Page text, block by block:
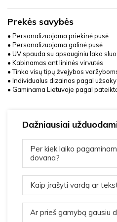
Prekės savybės
• Personalizuojama priekinė pusė
• Personalizuojama galinė pusė
• UV spauda su apsauginiu lako
• Kabinamas ant lininės virvutės
• Tinka visų tipų žvejybos
• Individualus dizainas pagal
• Gaminama Lietuvoje pagal
Dažniausiai
Per kiek laiko
dovana?
Kaip įrašyti vardą ar
Ar prieš gamybą gausiu